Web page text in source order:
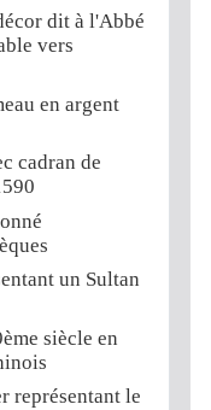
dit à l'Abbé
vers
en argent
cadran de
un Sultan
siècle en
représentant le